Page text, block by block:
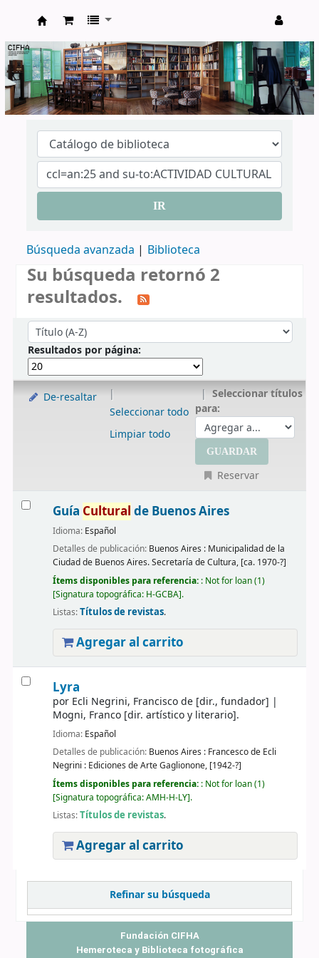
CIFHA
IR
Búsqueda avanzada Biblioteca
Refinar su búsqueda
Su búsqueda retornó 2
resultados.
Ordenar
Ordenar por:
Resultados por página:
De-resaltar
Seleccionar todo
Limpiar todo
Seleccionar títulos
para:
Reservar
Resultados
Guía Cultural de Buenos Aires
Idioma: Español
Detalles de publicación: Buenos Aires : Municipalidad de la
Ciudad de Buenos Aires. Secretaría de Cultura, [ca. 1970-?]
Ítems disponibles para referencia: : Not for loan(1)
Signatura topográfica: H-GCBA .
Listas:Títulos de revistas.
Agregar al carrito
Lyra
por Ecli Negrini, Francisco de[dir., fundador] |
Mogni, Franco[dir. artístico y literario].
Idioma: Español
Detalles de publicación: Buenos Aires : Francesco de Ecli
Negrini : Ediciones de Arte Gaglionone, [1942-?]
Ítems disponibles para referencia: : Not for loan(1)
Signatura topográfica:AMH-H-LY .
Listas:Títulos de revistas.
Agregar al carrito
Fundación CIFHA
Hemeroteca y Biblioteca fotográfica